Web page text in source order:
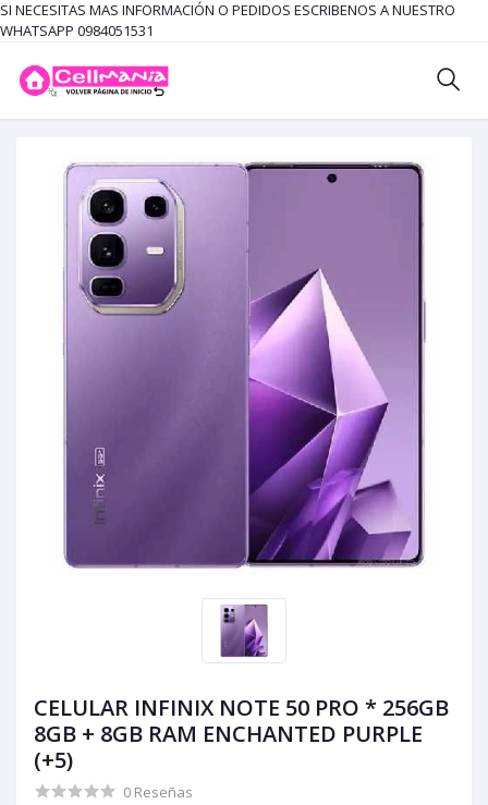
SI NECESITAS MAS INFORMACIÓN O PEDIDOS ESCRIBENOS A NUESTRO
WHATSAPP 0984051531
CELULAR INFINIX NOTE 50 PRO * 256GB
8GB + 8GB RAM ENCHANTED PURPLE
(+5)
0 Reseñas